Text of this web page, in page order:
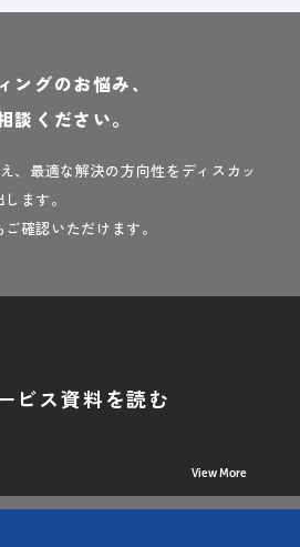
ングのお悩み、
談ください。
、最適な解決の方向性をディスカッ
ます。
確認いただけます。
ビス資料を読む
View More